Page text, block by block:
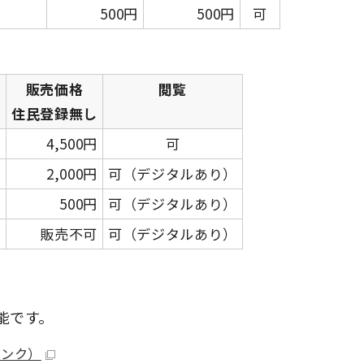
500円 500円 可
販売価格
住民登録無し
閲覧
4,500円
可
2,000円
可（デジタルあり）
500円
可（デジタルあり）
販売不可 可（デジタルあり）
す。
ク）